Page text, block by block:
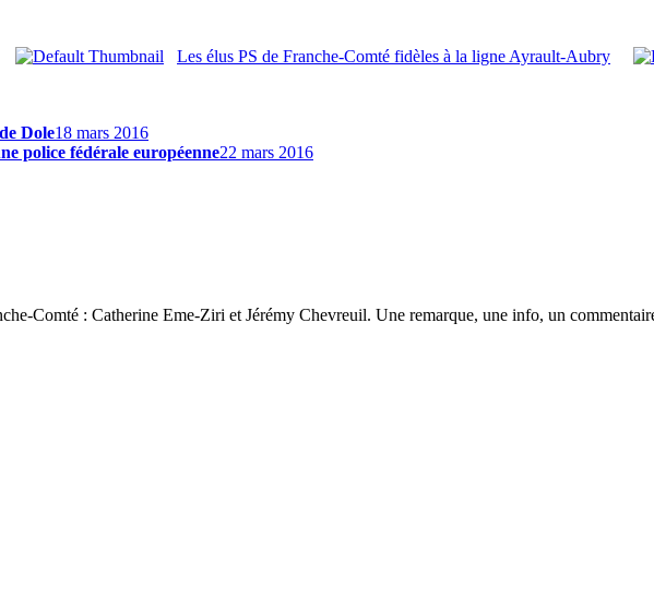
Les élus PS de Franche-Comté fidèles à la ligne Ayrault-Aubry
Dole18 mars 2016
police fédérale européenne22 mars 2016
Comté : Catherine Eme-Ziri et Jérémy Chevreuil. Une remarque, une info, un